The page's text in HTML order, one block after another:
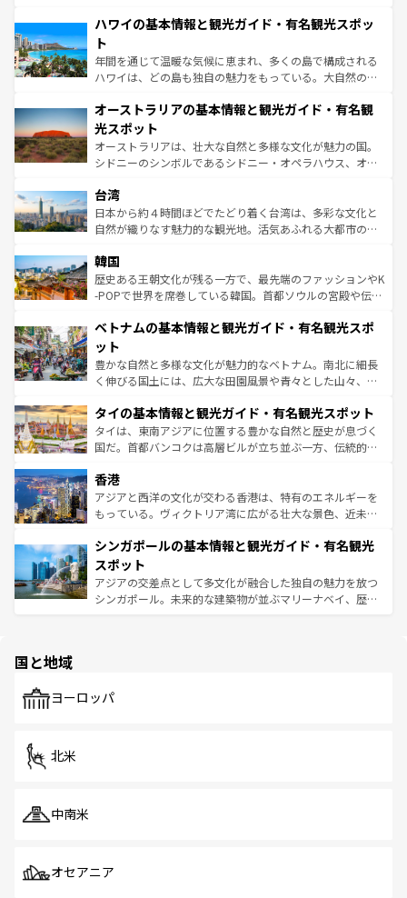
着のスイス情報はコンテンツ一覧を参照してほしい。
のような巨大都市は、観光、ショッピング、エンターテイ
ンメントが詰まった刺激的なスポットだ。一方、アメリカ
西部には大自然が広がり、グランドキャニオンやイエロー
ストーン国立公園といった絶景が堪能できる。さらに、南
文化が魅力。旅行者はアメリカの各地域で異なる魅力を楽
しみながら、その多様性と豊かな歴史を感じることができ
るだろう。車でのロードトリップや列車の旅も、アメリカ
ならではの贅沢な旅のスタイルだ。 なお、新着のアメリカ
情報は コンテンツ一覧 を参照してほしい。
ハワイの基本情報と観光ガイド・有名観光スポッ
ト
年間を通じて温暖な気候に恵まれ、多くの島で構成される
ハワイは、どの島も独自の魅力をもっている。大自然の神
ワイ島は見逃せない。また、定番の観光地といえばオアフ
島だが、静かな自然を求めるならマウイ島やカウアイ島が
おすすめ。エメラルドグリーンに輝く海をはじめ、豊かな
文化や歴史が息づいている。「アロハスピリット」と呼ば
人々、おいしいローカルフードやハワイアンミュージッ
ク、伝統的なフラダンスなど、すべてがハワイの魅力を彩
っている。訪れるたびに新しい発見と感動が待っているハ
はコンテンツ一覧
オーストラリアの基本情報と観光ガイド・有名観
光スポット
オーストラリアは、壮大な自然と多様な文化が魅力の国。
シドニーのシンボルであるシドニー・オペラハウス、オー
リアリーフや大陸中央部にそびえるウルル（エアーズロッ
ク）、タスマニアの美しい原生林やケアンズの熱帯雨林な
ど、見どころがたくさん。また、カフェやワイン、オージ
いる。アクティビティも充実しており、サーフィンやダイ
ビング、ハイキングなど、アウトドア好きにはたまらな
い。オーストラリアの多彩な魅力を存分に味わいつくそ
参照してほしい。
台湾
日本から約４時間ほどでたどり着く台湾は、多彩な文化と
自然が織りなす魅力的な観光地。活気あふれる大都市の台
ン）、静ひつな山岳地帯である台湾東部など、都市の喧騒
と山間の静けさが共存しており、訪れる人に新しい発見と
驚きをもたらしてくれる。また、奥深い台湾の食文化も魅
容にもいいと評判のスイーツなど、バラエティ豊かな料理
照してほしい。
韓国
歴史ある王朝文化が残る一方で、最先端のファッションやK
-POPで世界を席巻している韓国。首都ソウルの宮殿や伝統
き、地方に足を延ばせば四季折々の自然美を楽しむことが
できる。そして、キムチや焼肉、絶品のストリートフード
まで、さまざまな韓国料理が待っている。夜には、韓国な
らではのナイトライフも堪能できる。あたたかいホスピタ
わってみてほしい。 なお、新着の韓国情報はコンテンツ一
覧 を参照してほしい。
ベトナムの基本情報と観光ガイド・有名観光スポ
ット
豊かな自然と多様な文化が魅力的なベトナム。南北に細長
く伸びる国土には、広大な田園風景や青々とした山々、世
急速な発展と共に伝統が息づく。ハノイの古い町並みやホ
ーチミン市のフランス統治時代の建物も、独特の雰囲気を
醸し出している。また、バラエティの豊かさとおいしさで
とつ。フォーやバインミー、ベトナムコーヒーなどは、ぜ
ひ現地で味わいたい。どの地域を訪れてもあたたかい人々
が旅行者を迎えてくれるので、きっと忘れられない旅にな
参照してほしい。
タイの基本情報と観光ガイド・有名観光スポット
タイは、東南アジアに位置する豊かな自然と歴史が息づく
国だ。首都バンコクは高層ビルが立ち並ぶ一方、伝統的な
の活気が交差している。北部ではチェンマイなどの山岳地
帯で自然と触れ合い、南部ではプーケットやクラビの美し
いビーチでリゾート気分を楽しむことができる。タイ料理
激する。気候は一年中温暖で、どの季節にも異なる楽しみ
が待っている。親しみやすいタイの人々、仏教を中心とし
た文化、そして多様な観光資源が、訪れる旅人を魅了し続
ける。 なお、新着のタイ情報はコンテンツ一覧を参照して
香港
アジアと西洋の文化が交わる香港は、特有のエネルギーを
もっている。ヴィクトリア湾に広がる壮大な景色、近未来
み、どこを訪れても感動するはず。観光スポットが密集し
ており、効率よく見どころを回れるのも魅力。息をのむよ
うな絶景から文化的な体験まで、香港を存分に楽しみ尽く
そう。 なお、新着の香港情報はコンテンツ一覧を参照して
シンガポールの基本情報と観光ガイド・有名観光
スポット
アジアの交差点として多文化が融合した独自の魅力を放つ
シンガポール。未来的な建築物が並ぶマリーナベイ、歴史
で、ホーカーズは地元の風情を楽しめる外せないスポット
国と地域
ヨーロッパ
北米
中南米
オセアニア